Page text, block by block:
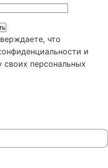
что
и
своих персональных